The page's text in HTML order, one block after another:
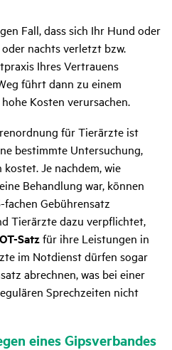
Fall, dass sich Ihr Hund oder
nachts verletzt bzw.
Ihres Vertrauens
führt dann zu einem
Kosten verursachen.
für Tierärzte ist
bestimmte Untersuchung,
Je nachdem, wie
Behandlung war, können
Gebührensatz
Tierärzte dazu verpflichtet,
Satzfür ihre Leistungen in
im Notdienst dürfen sogar
abrechnen, was bei einer
Sprechzeiten nicht
eines Gips­ver­bandes